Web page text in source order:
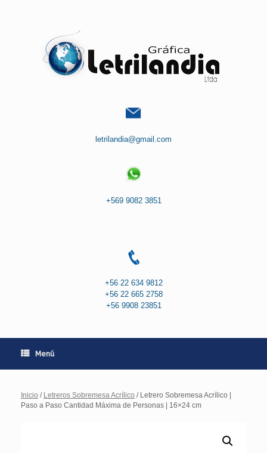
letrilandia@gmail.com
+569 9082 3851
+56 22 634 9812
+56 22 665 2758
+56 9908 23851
Menú
Inicio / Letreros Sobremesa Acrílico / Letrero Sobremesa Acrílico |
Paso a Paso Cantidad Máxima de Personas | 16×24 cm